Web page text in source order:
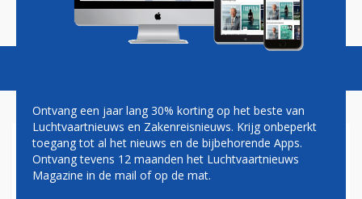
Magazine Podcasts Vacatures
WTO: BOEING VOLDOET
GROTENDEELS AAN REGELS
Ontvang een jaar lang 30% korting op het beste van
Luchtvaartnieuws en Zakenreisnieuws. Krijg onbeperkt
toegang tot al het nieuws en de bijbehorende Apps.
Ontvang tevens 12 maanden het Luchtvaartnieuws
Magazine in de mail of op de mat.